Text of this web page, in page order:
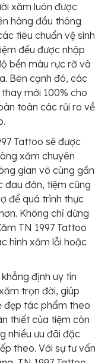
xăm luôn được
hàng đầu thông
tiêu chuẩn vệ sinh
đều được nhập
bền màu rực rỡ và
Bên cạnh đó, các
mới 100% cho
toàn các rủi ro về
Tattoo sẽ được
xăm chuyên
gian vô cùng gần
đau đớn, tiệm cũng
để quá trình thực
Không chỉ dừng
TN 1997 Tattoo
hình xăm lỗi hoặc
định uy tín
trọn đời, giúp
đẹp tác phẩm theo
thiết của tiệm còn
nhiều ưu đãi đặc
theo. Với sự tư vấn